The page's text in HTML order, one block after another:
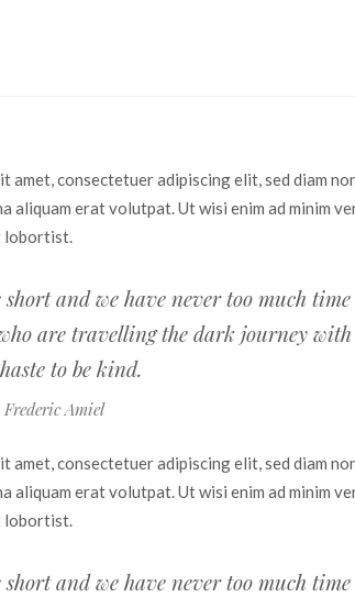
amet, consectetuer adipiscing elit, sed diam
aliquam erat volutpat. Ut wisi enim ad minim
lobortist.
and we have never too much
are travelling the dark journey
to be kind.
Amiel
amet, consectetuer adipiscing elit, sed diam
aliquam erat volutpat. Ut wisi enim ad minim
lobortist.
and we have never too much